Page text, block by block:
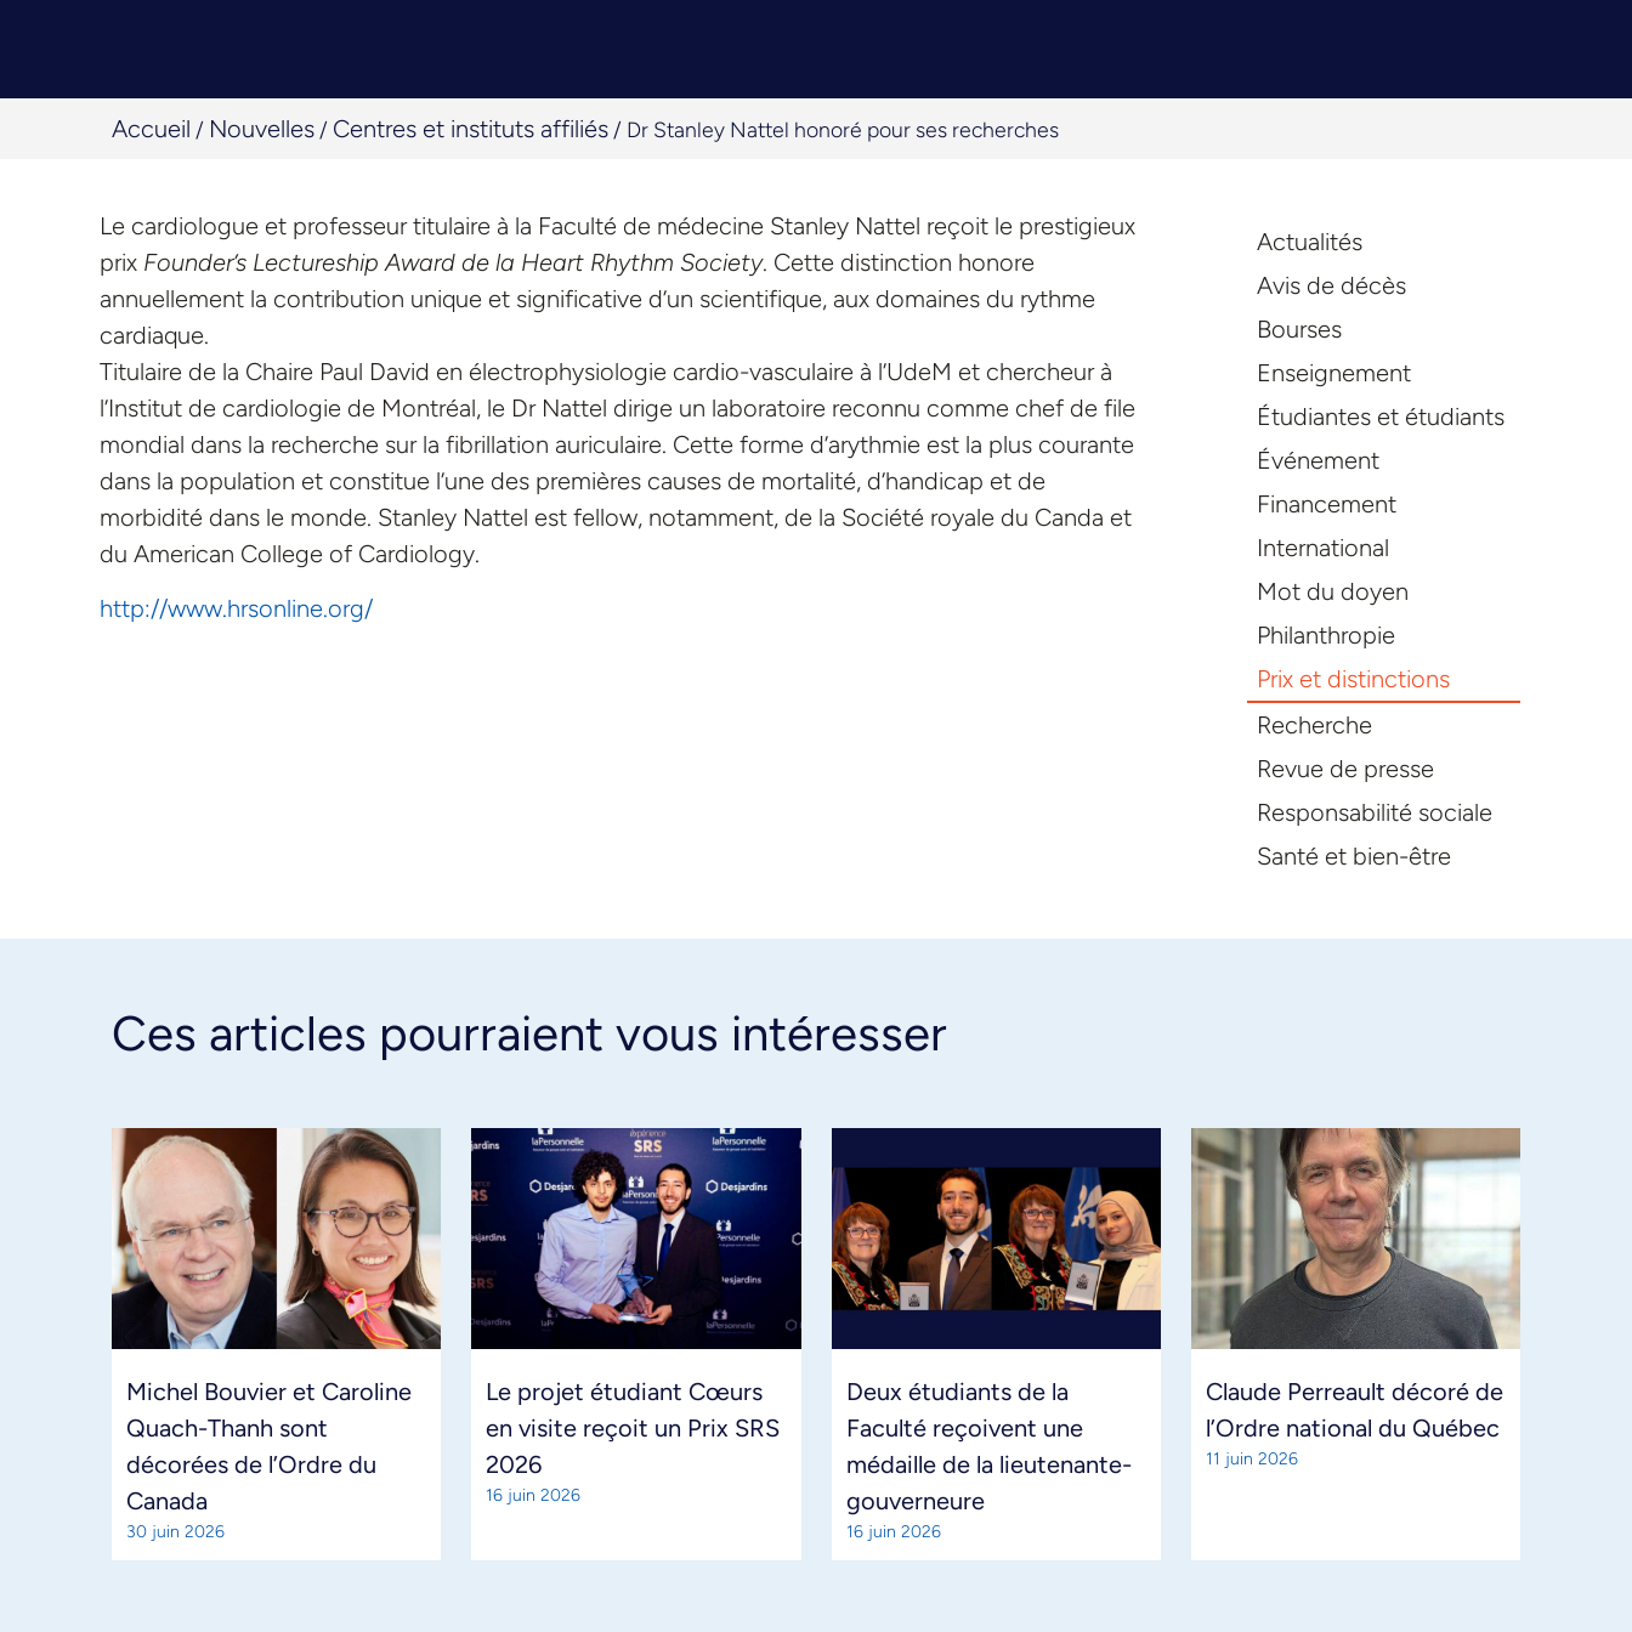
Accueil / Nouvelles / Centres et instituts affiliés / Dr Stanley Nattel honoré pour ses recherches
Le cardiologue et professeur titulaire à la Faculté de médecine Stanley Nattel reçoit le prestigieux
prix Founder’s Lectureship Award de la Heart Rhythm Society. Cette distinction honore
annuellement la contribution unique et significative d’un scientifique, aux domaines du rythme
cardiaque.
Titulaire de la Chaire Paul David en électrophysiologie cardio-vasculaire à l’UdeM et chercheur à
l’Institut de cardiologie de Montréal, le Dr Nattel dirige un laboratoire reconnu comme chef de file
mondial dans la recherche sur la fibrillation auriculaire. Cette forme d’arythmie est la plus courante
dans la population et constitue l’une des premières causes de mortalité, d’handicap et de
morbidité dans le monde. Stanley Nattel est fellow, notamment, de la Société royale du Canda et
du American College of Cardiology.
http://www.hrsonline.org/
Actualités
Avis de décès
Bourses
Enseignement
Étudiantes et étudiants
Événement
Financement
International
Mot du doyen
Philanthropie
Prix et distinctions
Recherche
Revue de presse
Responsabilité sociale
Santé et bien-être
Ces articles pourraient vous intéresser
Michel Bouvier et Caroline
Quach-Thanh sont
décorées de l’Ordre du
Canada
30 juin 2026
Le projet étudiant Cœurs
en visite reçoit un Prix SRS
2026
16 juin 2026
Deux étudiants de la
Faculté reçoivent une
médaille de la lieutenante-
gouverneure
16 juin 2026
Claude Perreault décoré de
l’Ordre national du Québec
11 juin 2026